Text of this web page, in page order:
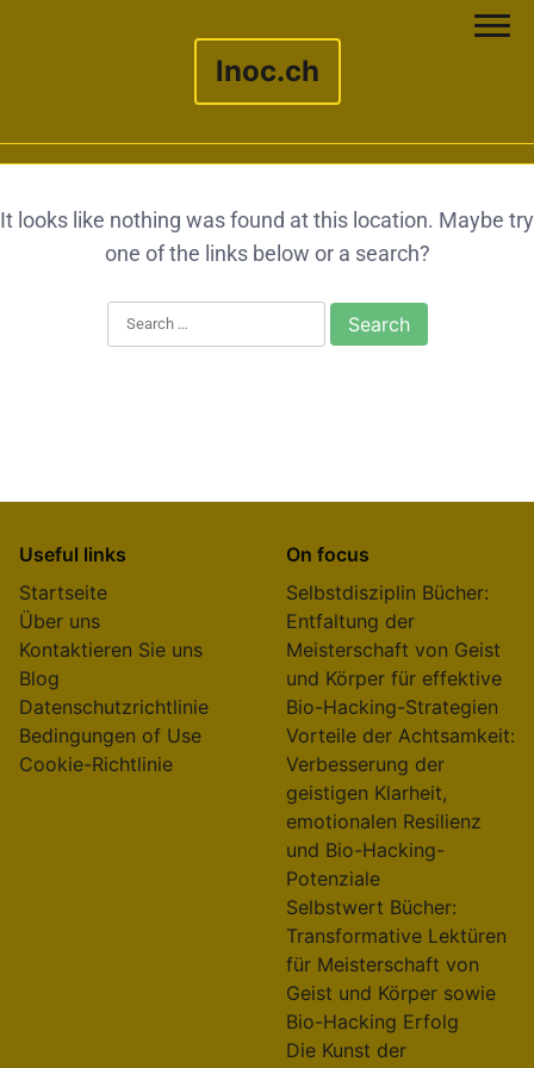
lnoc.ch
It looks like nothing was found at this location. Maybe try
one of the links below or a search?
Search for:
Useful links
Startseite
Über uns
Kontaktieren Sie uns
Blog
Datenschutzrichtlinie
Bedingungen of Use
Cookie-Richtlinie
On focus
Selbstdisziplin Bücher:
Entfaltung der
Meisterschaft von Geist
und Körper für effektive
Bio-Hacking-Strategien
Vorteile der Achtsamkeit:
Verbesserung der
geistigen Klarheit,
emotionalen Resilienz
und Bio-Hacking-
Potenziale
Selbstwert Bücher:
Transformative Lektüren
für Meisterschaft von
Geist und Körper sowie
Bio-Hacking Erfolg
Die Kunst der